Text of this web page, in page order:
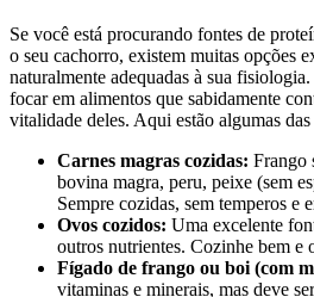
Se você está procurando fontes de
o seu cachorro, existem muitas opções
naturalmente adequadas à sua
focar em alimentos que sabidamente
vitalidade deles. Aqui estão algumas
Carnes magras cozidas: Frango
bovina magra, peru, peixe (sem
Sempre cozidas, sem temperos e
Ovos cozidos: Uma excelente
outros nutrientes. Cozinhe bem e
Fígado de frango ou boi (com
vitaminas e minerais, mas deve